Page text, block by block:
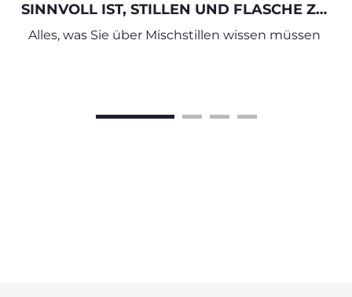
SINNVOLL IST, STILLEN UND FLASCHE ZU
KOMBINIEREN
Alles, was Sie über Mischstillen wissen müssen